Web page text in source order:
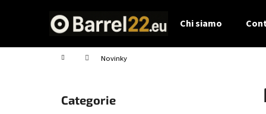
Chi siamo
Casa Novinky
Saltare
Categorie
r
Indietro
shopping
Indietro
shopping